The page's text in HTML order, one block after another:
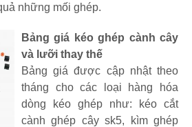
những mối ghép.
Bảng giá kéo ghép cành cây
và lưỡi thay thế
Bảng giá được cập nhật theo
tháng cho các loại hàng hóa
dòng kéo ghép như: kéo cắt
cành ghép cây sk5, kìm ghép